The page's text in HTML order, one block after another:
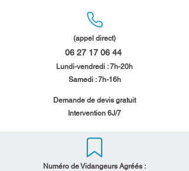
(appel direct)
06 27 17 06 44
Lundi-vendredi : 7h-20h
Samedi : 7h-16h​​
​Demande de devis gratuit
Intervention 6J/7
Numéro de Vidangeurs Agréés :